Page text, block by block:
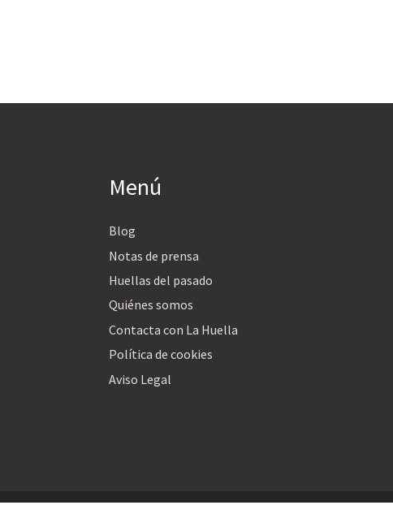
Menú
Blog
Notas de prensa
Huellas del pasado
Quiénes somos
Contacta con La Huella
Política de cookies
Aviso Legal